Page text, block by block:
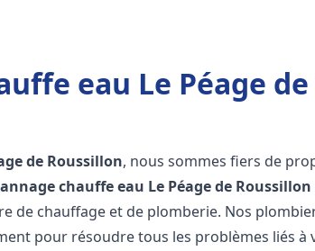
eau Le Péage de
de Roussillon, nous sommes fiers de
chauffe eau Le Péage de Roussillon
de chauffage et de plomberie. Nos
pour résoudre tous les problèmes liés à